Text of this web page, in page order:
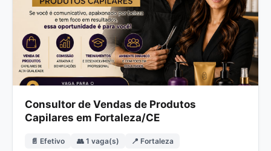
Consultor de Vendas de Produtos
Capilares em Fortaleza/CE
📄 Efetivo 👥 1 vaga(s) 📍 Fortaleza